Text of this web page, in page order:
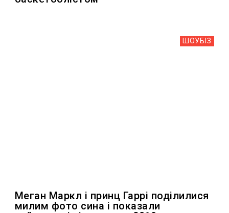
ШОУБIЗ
Меган Маркл і принц Гаррі поділилися
милим фото сина і показали